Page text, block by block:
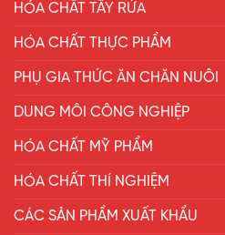
HÓA CHẤT TẨY RỬA
HÓA CHẤT THỰC PHẨM
PHỤ GIA THỨC ĂN CHĂN NUÔI
DUNG MÔI CÔNG NGHIỆP
HÓA CHẤT MỸ PHẨM
HÓA CHẤT THÍ NGHIỆM
CÁC SẢN PHẨM XUẤT KHẨU